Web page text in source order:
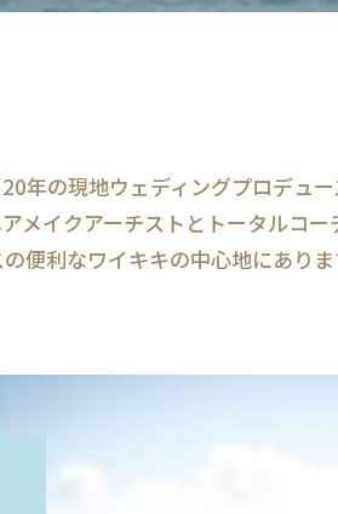
年の現地ウェディングプロデュー
メイクアーチストとトータルコー
便利なワイキキの中心地にありま